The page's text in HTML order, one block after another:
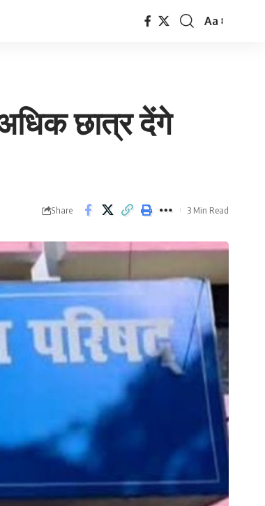
Font
Aa
छात्र देंगे
Share 3 Min Read